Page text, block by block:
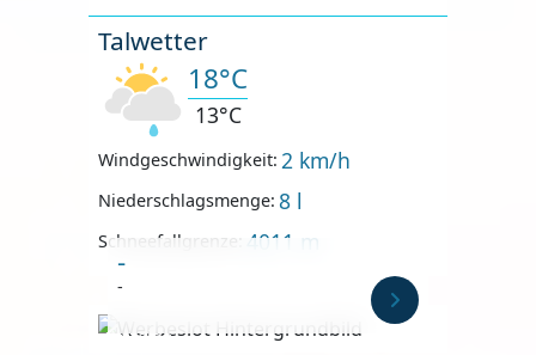
Talwetter
18°C
13°C
Windgeschwindigkeit: 2 km/h
Niederschlagsmenge: 8 l
Schneefallgrenze: 4011 m
Anzeige
-
-